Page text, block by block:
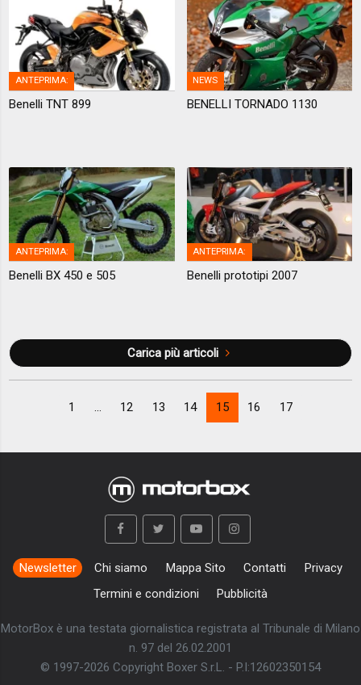
ANTEPRIMA:
Benelli TNT 899
NEWS
BENELLI TORNADO 1130
ANTEPRIMA:
Benelli BX 450 e 505
ANTEPRIMA:
Benelli prototipi 2007
Carica più articoli
1 ... 12 13 14 15 16 17
Newsletter Chi siamo Mappa Sito Contatti
Privacy
Termini e condizioni
Pubblicità
MotorBox è una testata giornalistica registrata al Tribunale di Milano
n. 97 del 26.02.2001
© 1997-2026 Copyright Boxer S.r.L. - P.I:12602350154